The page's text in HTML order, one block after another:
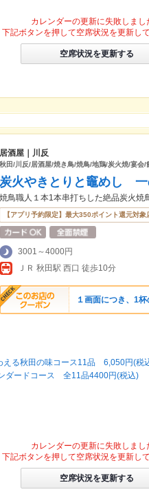
カレンダーの更新に失敗しまし
下記ボタンを押して空席状況を更新して
空席状況を更新する
居酒屋｜川反
秋田/川反/居酒屋/焼き鳥/焼鳥/地鶏/炭火焼/宴会/
炭火やきとりと竈めし
焼鳥職人１本1本串打ちした絶品炭火焼
【アプリ予約限定】最大350ポイント還元対象
3001～4000円
ＪＲ 秋田駅 西口 徒歩10分
１画面につき、1
える秋田の味コース11品 6,050円(税
ダードコース 全11品4400円(税込)
カレンダーの更新に失敗しまし
下記ボタンを押して空席状況を更新して
空席状況を更新する